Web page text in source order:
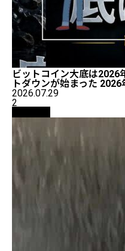
ビットコイン大底は
トダウンが始まった 2026
2026.07.29
2